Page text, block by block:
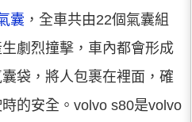
囊 ，全車共由22個氣囊組
劇烈撞擊，車內都會形成
袋，將人包裹在裡面，確
的安全。volvo s80是volvo